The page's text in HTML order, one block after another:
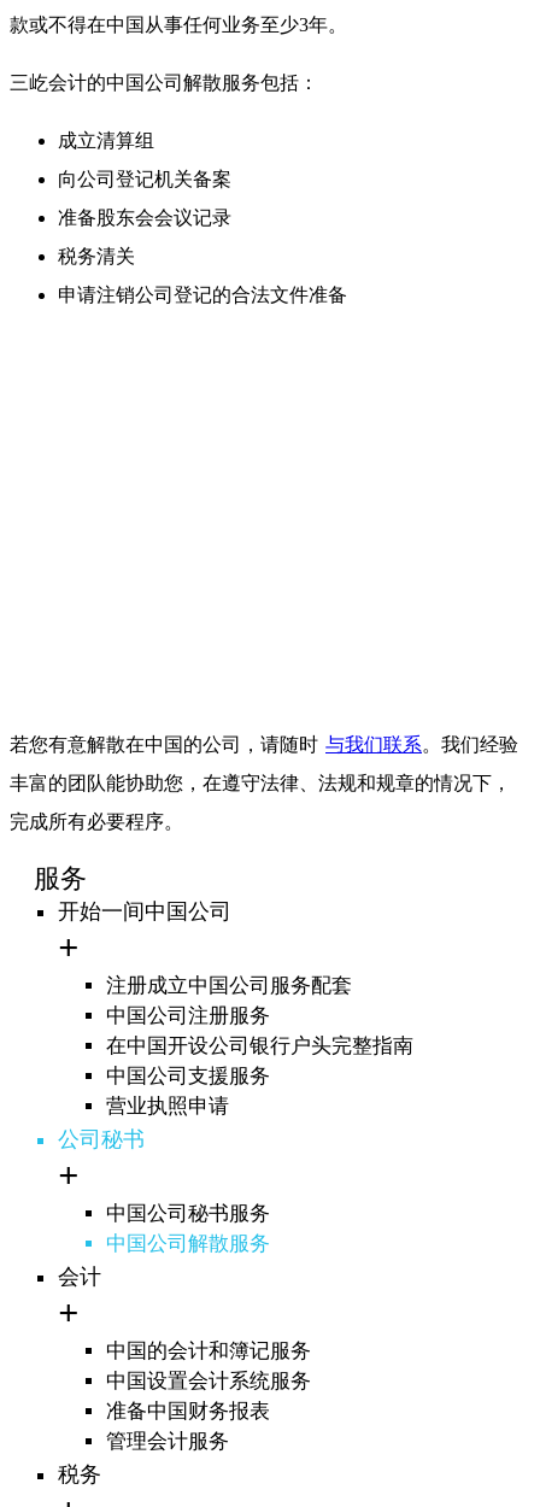
款或不得在中国从事任何业务至少3年。
三屹会计的中国公司解散服务包括：
成立清算组
向公司登记机关备案
准备股东会会议记录
税务清关
申请注销公司登记的合法文件准备
若您有意解散在中国的公司，请随时 与我们联系。我们经验
丰富的团队能协助您，在遵守法律、法规和规章的情况下，
完成所有必要程序。
服务
开始一间中国公司
注册成立中国公司服务配套
中国公司注册服务
在中国开设公司银行户头完整指南
中国公司支援服务
营业执照申请
公司秘书
中国公司秘书服务
中国公司解散服务
会计
中国的会计和簿记服务
中国设置会计系统服务
准备中国财务报表
管理会计服务
税务